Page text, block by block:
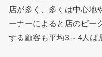
店が多く、多くは中心地
ーナーによると店のピー
する顧客も平均3～4人は